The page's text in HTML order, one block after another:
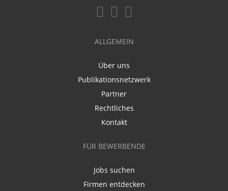
ALLGEMEIN
Über uns
Publikationsnetzwerk
Partner
Rechtliches
Kontakt
FÜR BEWERBENDE
Jobs suchen
Firmen entdecken